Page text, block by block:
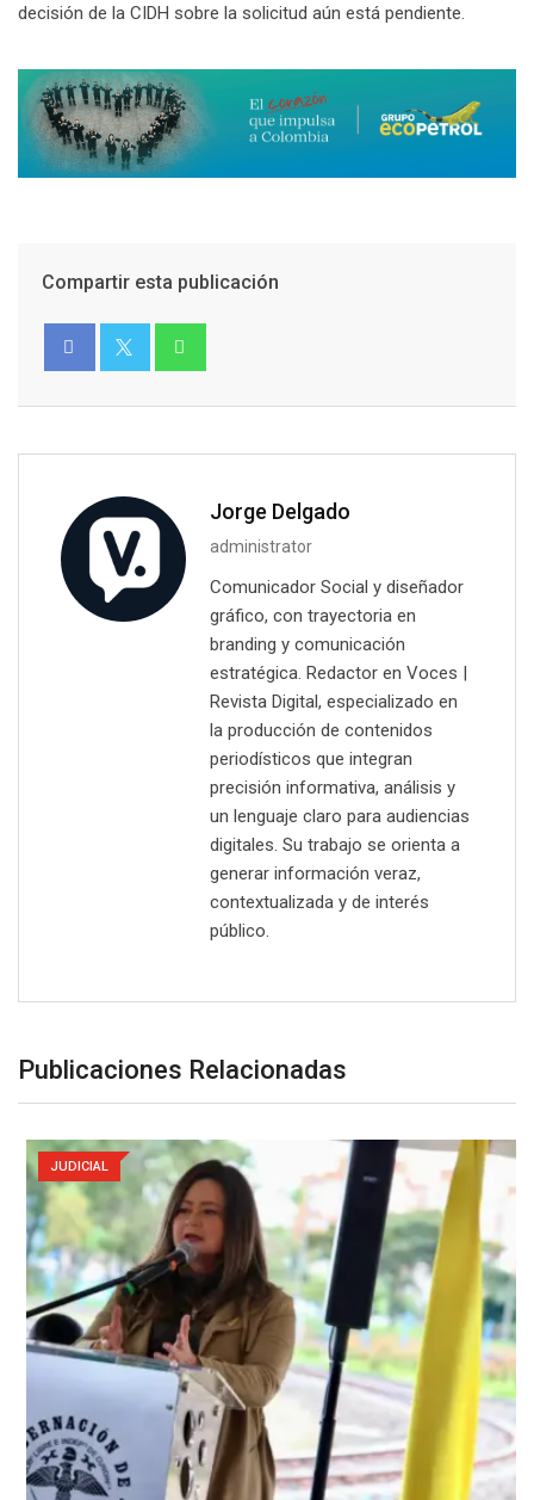
decisión de la CIDH sobre la solicitud aún está pendiente.
Compartir esta publicación
Jorge Delgado
administrator
Comunicador Social y diseñador
gráfico, con trayectoria en
branding y comunicación
estratégica. Redactor en Voces |
Revista Digital, especializado en
la producción de contenidos
periodísticos que integran
precisión informativa, análisis y
un lenguaje claro para audiencias
digitales. Su trabajo se orienta a
generar información veraz,
contextualizada y de interés
público.
Publicaciones Relacionadas
JUDICIAL